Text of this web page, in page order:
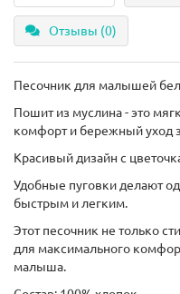
Отзывы (0)
Песочник для малышей
Пошит из муслина - это
комфорт и бережный
Красивый дизайн с
Удобные пуговки делают
быстрым и легким.
Этот песочник не только
для максимального
малыша.